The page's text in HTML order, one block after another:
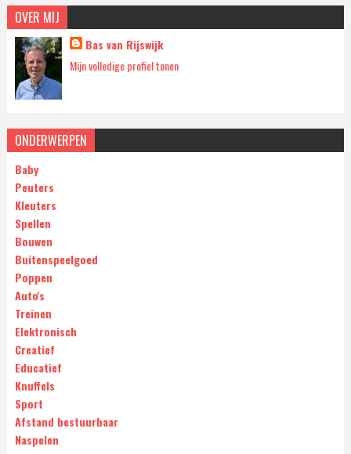
OVER MIJ
Bas van Rijswijk
Mijn volledige profiel tonen
ONDERWERPEN
Baby
Peuters
Kleuters
Spellen
Bouwen
Buitenspeelgoed
Poppen
Auto's
Treinen
Elektronisch
Creatief
Educatief
Knuffels
Sport
Afstand bestuurbaar
Naspelen